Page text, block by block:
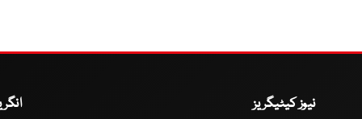
نیوز کیٹیگریز